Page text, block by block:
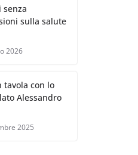
senza
sulla salute
2026
tavola con lo
Alessandro
2025